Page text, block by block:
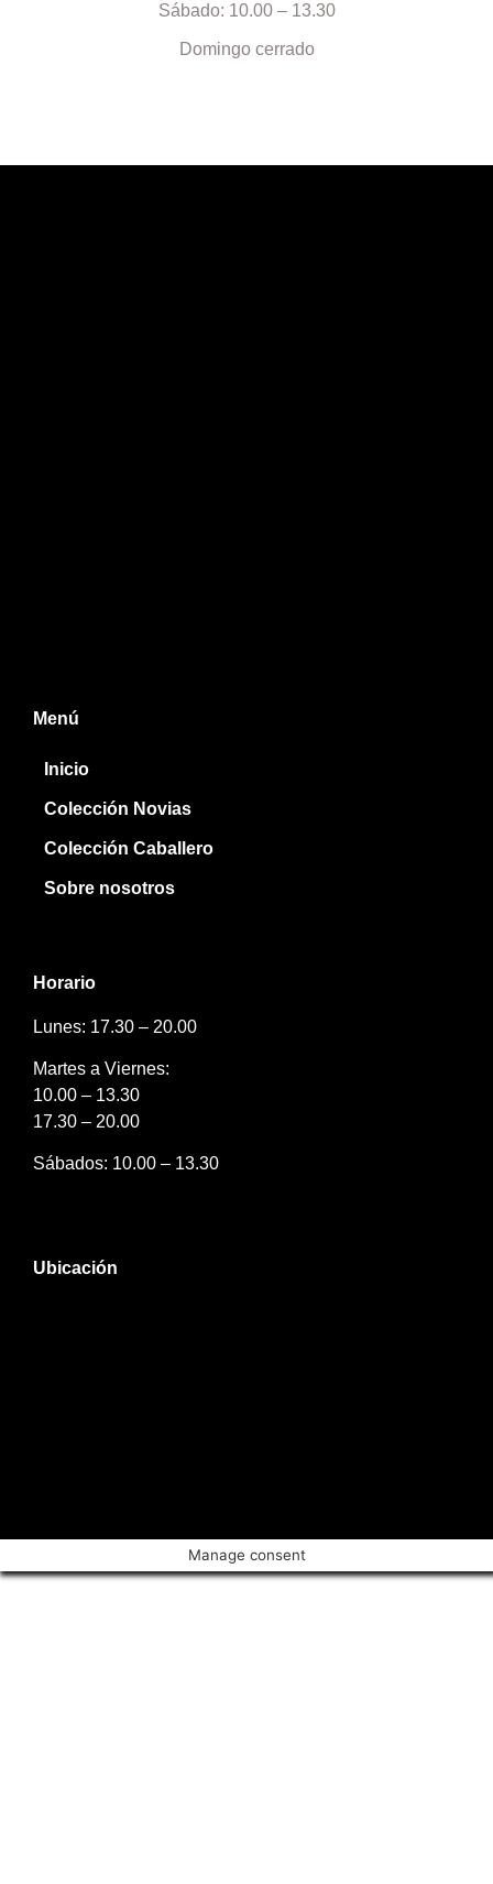
Sábado: 10.00 – 13.30
Domingo cerrado
Menú
Inicio
Colección Novias
Colección Caballero
Sobre nosotros
Horario
Lunes: 17.30 – 20.00
Martes a Viernes:
10.00 – 13.30
17.30 – 20.00
Sábados: 10.00 – 13.30
Ubicación
Manage consent